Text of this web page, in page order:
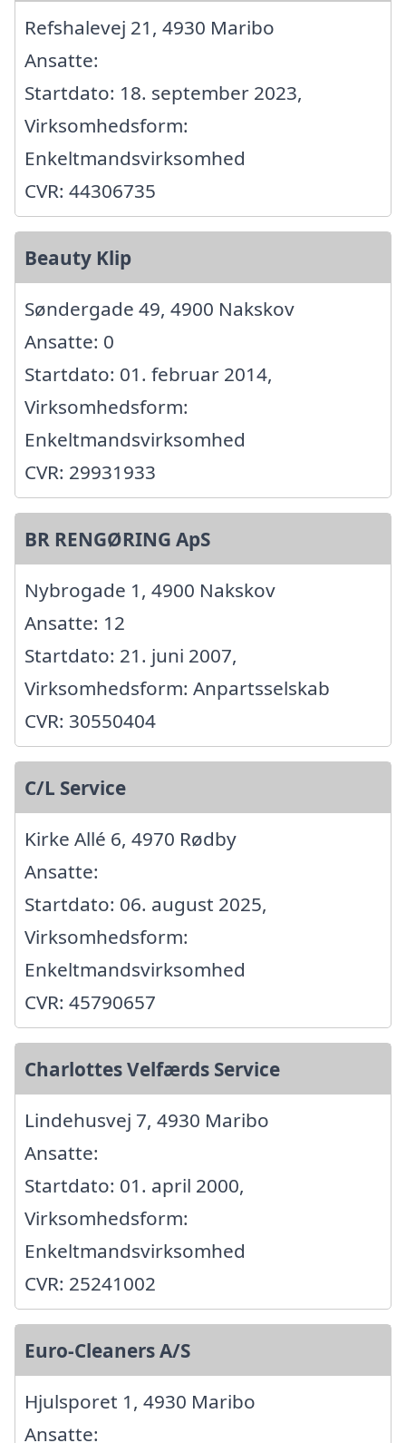
Refshalevej 21, 4930 Maribo
Ansatte:
Startdato: 18. september 2023,
Virksomhedsform:
Enkeltmandsvirksomhed
CVR: 44306735
Beauty Klip
Søndergade 49, 4900 Nakskov
Ansatte: 0
Startdato: 01. februar 2014,
Virksomhedsform:
Enkeltmandsvirksomhed
CVR: 29931933
BR RENGØRING ApS
Nybrogade 1, 4900 Nakskov
Ansatte: 12
Startdato: 21. juni 2007,
Virksomhedsform: Anpartsselskab
CVR: 30550404
C/L Service
Kirke Allé 6, 4970 Rødby
Ansatte:
Startdato: 06. august 2025,
Virksomhedsform:
Enkeltmandsvirksomhed
CVR: 45790657
Charlottes Velfærds Service
Lindehusvej 7, 4930 Maribo
Ansatte:
Startdato: 01. april 2000,
Virksomhedsform:
Enkeltmandsvirksomhed
CVR: 25241002
Euro-Cleaners A/S
Hjulsporet 1, 4930 Maribo
Ansatte: